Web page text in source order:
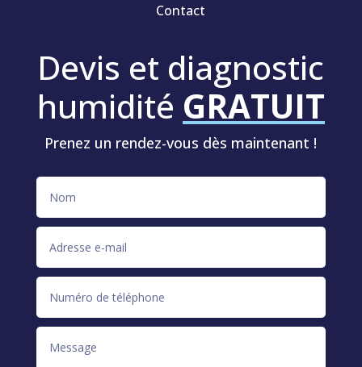
Contact
Devis et diagnostic
humidité GRATUIT
Prenez un rendez-vous dès maintenant !